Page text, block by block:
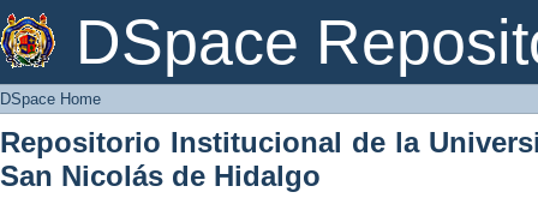
DSpace
DSpace Home
DSpace Home
Repositorio Institucional de la
San Nicolás de Hidalgo